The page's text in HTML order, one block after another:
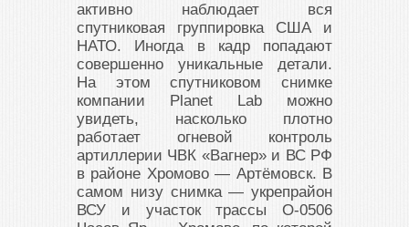
активно наблюдает вся
спутниковая группировка США и
НАТО. Иногда в кадр попадают
совершенно уникальные детали.
На этом спутниковом снимке
компании Planet Lab можно
увидеть, насколько плотно
работает огневой контроль
артиллерии ЧВК «Вагнер» и ВС РФ
в районе Хромово — Артёмовск. В
самом низу снимка — укрепрайон
ВСУ и участок трассы О-0506